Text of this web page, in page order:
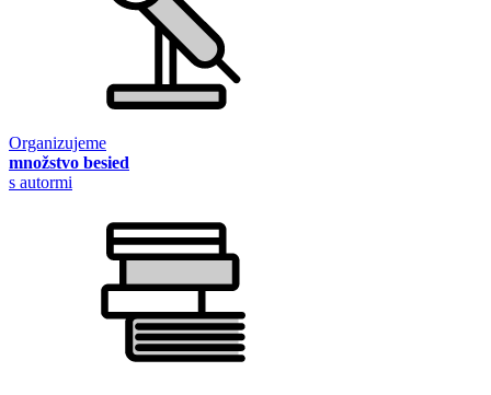
Organizujeme
množstvo besied
s autormi